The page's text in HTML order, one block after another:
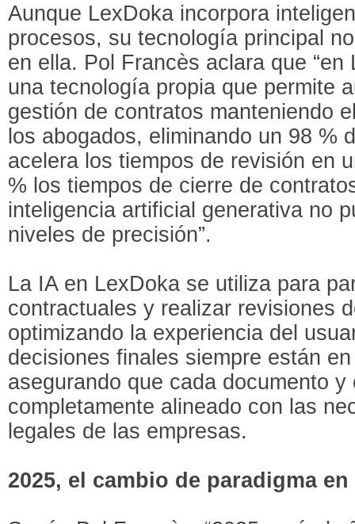
Aunque LexDoka incorpora
procesos, su tecnología principal
en ella. Pol Francès aclara que
una tecnología propia que permite
gestión de contratos manteniendo
los abogados, eliminando un 98 %
acelera los tiempos de revisión en
% los tiempos de cierre de
inteligencia artificial generativa no
niveles de precisión”.
La IA en LexDoka se utiliza para
contractuales y realizar revisiones
optimizando la experiencia del
decisiones finales siempre están
asegurando que cada documento
completamente alineado con las
legales de las empresas.
2025, el cambio de paradigma